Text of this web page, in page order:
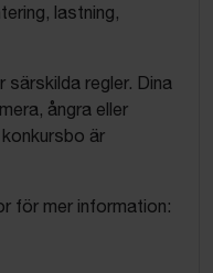
lastning,
regler. Dina
ångra eller
är
för mer information: